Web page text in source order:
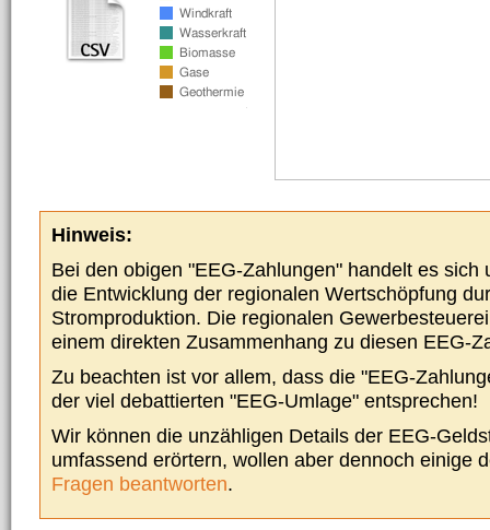
Hinweis:
Bei den obigen "EEG-Zahlungen" handelt es sich
die Entwicklung der regionalen Wertschöpfung
Stromproduktion. Die regionalen
einem direkten Zusammenhang zu diesen EEG-
Zu beachten ist vor allem, dass die "EEG-
der viel debattierten "EEG-Umlage" entsprechen!
Wir können die unzähligen Details der EEG-
umfassend erörtern, wollen aber dennoch einige
Fragen beantworten.